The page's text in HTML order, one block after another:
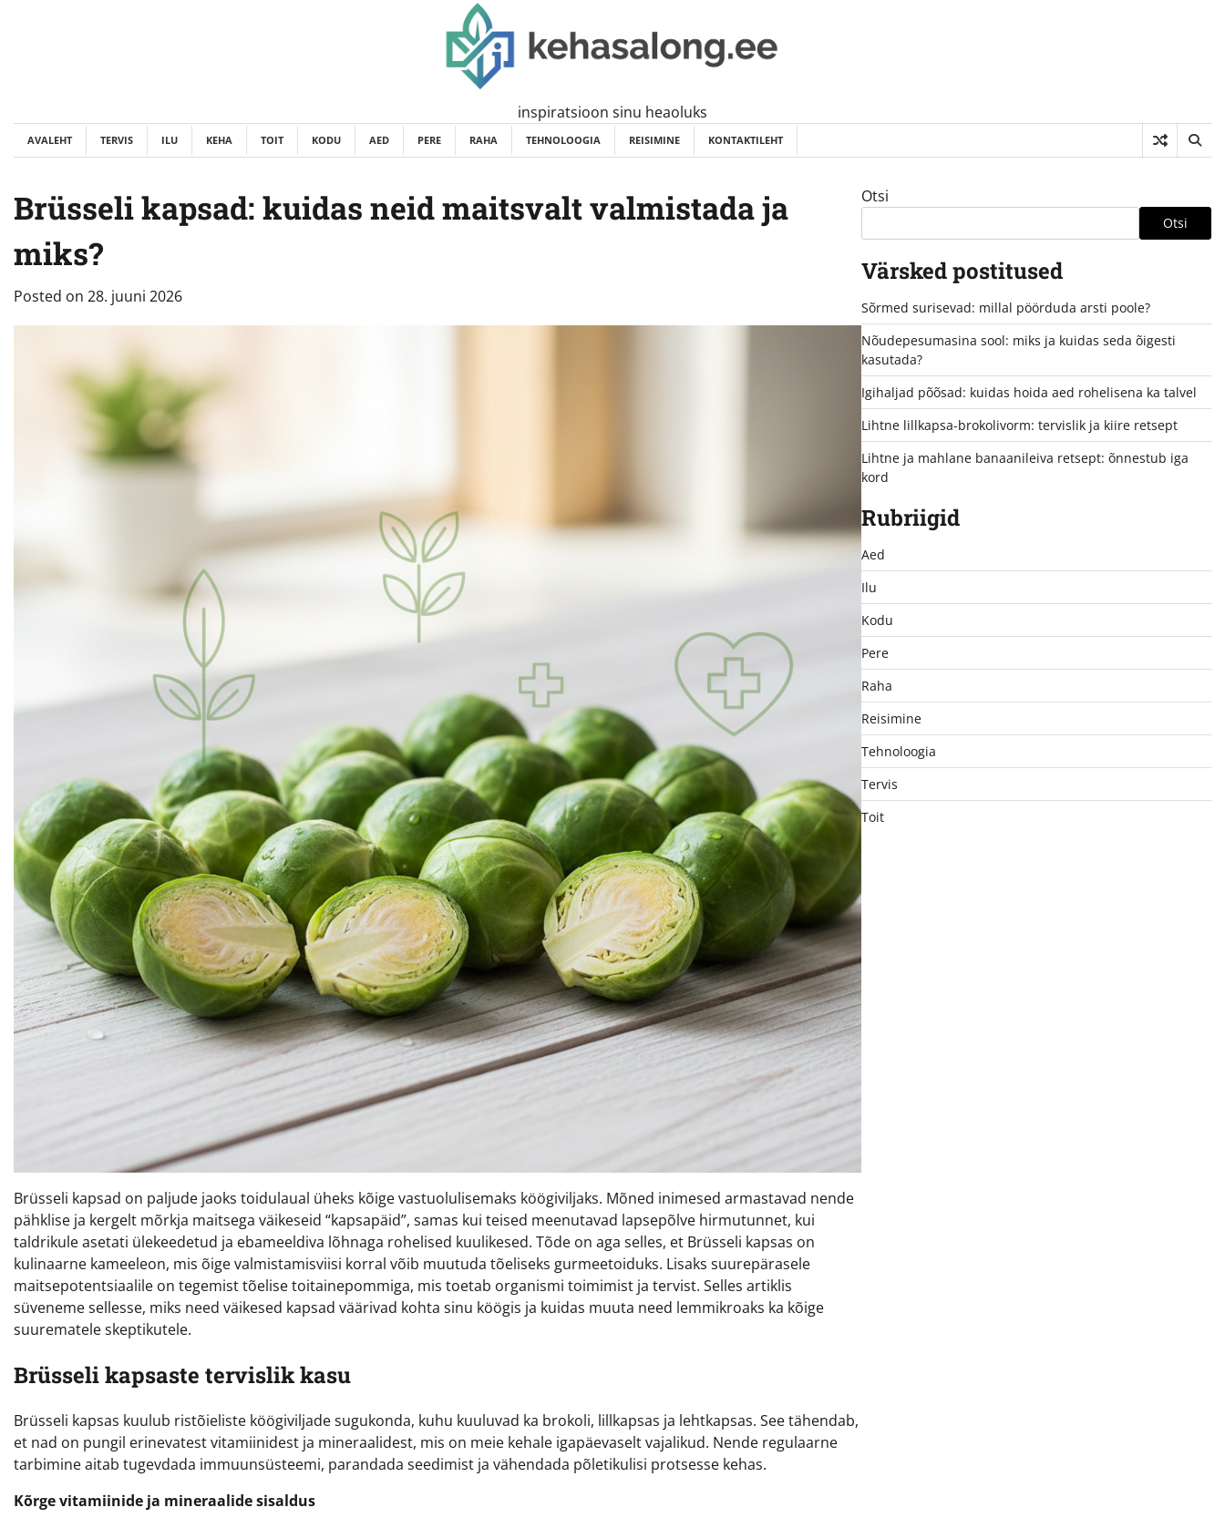
inspiratsioon sinu heaoluks
AVALEHT TERVIS ILU KEHA TOIT KODU AED PERE RAHA TEHNOLOOGIA REISIMINE KONTAKTILEHT
Brüsseli kapsad: kuidas neid maitsvalt valmistada ja
miks?
Posted on 28. juuni 2026
Brüsseli kapsad on paljude jaoks toidulaual üheks kõige vastuolulisemaks köögiviljaks. Mõned inimesed armastavad nende
pähklise ja kergelt mõrkja maitsega väikeseid “kapsapäid”, samas kui teised meenutavad lapsepõlve hirmutunnet, kui
taldrikule asetati ülekeedetud ja ebameeldiva lõhnaga rohelised kuulikesed. Tõde on aga selles, et Brüsseli kapsas on
kulinaarne kameeleon, mis õige valmistamisviisi korral võib muutuda tõeliseks gurmeetoiduks. Lisaks suurepärasele
maitsepotentsiaalile on tegemist tõelise toitainepommiga, mis toetab organismi toimimist ja tervist. Selles artiklis
süveneme sellesse, miks need väikesed kapsad väärivad kohta sinu köögis ja kuidas muuta need lemmikroaks ka kõige
suurematele skeptikutele.
Brüsseli kapsaste tervislik kasu
Brüsseli kapsas kuulub ristõieliste köögiviljade sugukonda, kuhu kuuluvad ka brokoli, lillkapsas ja lehtkapsas. See tähendab,
et nad on pungil erinevatest vitamiinidest ja mineraalidest, mis on meie kehale igapäevaselt vajalikud. Nende regulaarne
tarbimine aitab tugevdada immuunsüsteemi, parandada seedimist ja vähendada põletikulisi protsesse kehas.
Kõrge vitamiinide ja mineraalide sisaldus
Otsi
Otsi
Värsked postitused
Sõrmed surisevad: millal pöörduda arsti poole?
Nõudepesumasina sool: miks ja kuidas seda õigesti
kasutada?
Igihaljad põõsad: kuidas hoida aed rohelisena ka talvel
Lihtne lillkapsa-brokolivorm: tervislik ja kiire retsept
Lihtne ja mahlane banaanileiva retsept: õnnestub iga
kord
Rubriigid
Aed
Ilu
Kodu
Pere
Raha
Reisimine
Tehnoloogia
Tervis
Toit